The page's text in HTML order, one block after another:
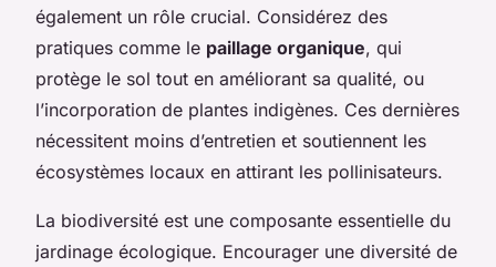
également un rôle crucial. Considérez des
pratiques comme le paillage organique, qui
protège le sol tout en améliorant sa qualité, ou
l’incorporation de plantes indigènes. Ces dernières
nécessitent moins d’entretien et soutiennent les
écosystèmes locaux en attirant les pollinisateurs.
La biodiversité est une composante essentielle du
jardinage écologique. Encourager une diversité de